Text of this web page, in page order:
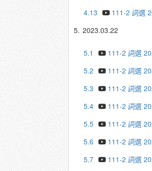
4.13
111-2 詞選
5. 2023.03.22
5.1
111-2 詞選
5.2
111-2 詞選
5.3
111-2 詞選
5.4
111-2 詞選
5.5
111-2 詞選
5.6
111-2 詞選
5.7
111-2 詞選